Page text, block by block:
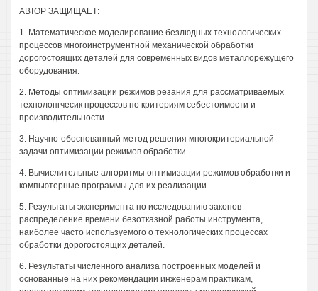
АВТОР ЗАЩИЩАЕТ:
1. Математическое моделирование безлюдных технологических
процессов многоинструментной механической обработки
дорогостоящих деталей для современных видов металлорежущего
оборудования.
2. Методы оптимизации режимов резания для рассматриваемых
технолопгчесик процессов по критериям себестоимости и
производительности.
3. Научно-обоснованный метод решения многокритериальной
задачи оптимизации режимов обработки.
4. Вычислительные алгоритмы оптимизации режимов обработки и
компьютерные программы для их реализации.
5. Результаты эксперимента по исследованию законов
распределение времени безотказной работы инструмента,
наиболее часто используемого о технологических процессах
обработки дорогостоящих деталей.
6. Результаты численного анализа построенных моделей и
основанные на них рекомендации инженерам практикам,